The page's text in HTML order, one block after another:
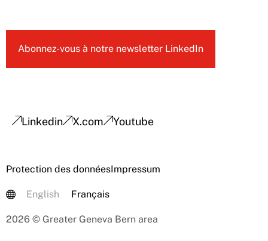
Abonnez-vous à notre newsletter LinkedIn
Linkedin X.com Youtube
Protection des donnéesImpressum
English Français
2026 © Greater Geneva Bern area